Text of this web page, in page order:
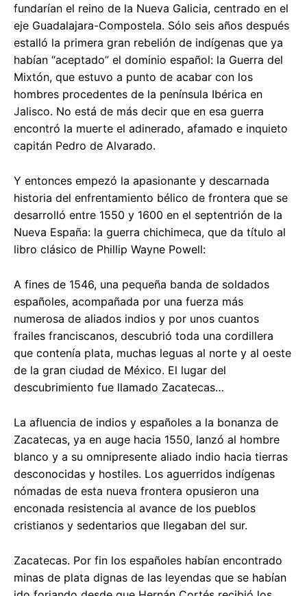
fundarían el reino de la Nueva Galicia, centrado en el
eje Guadalajara-Compostela. Sólo seis años después
estalló la primera gran rebelión de indígenas que ya
habían “aceptado” el dominio español: la Guerra del
Mixtón, que estuvo a punto de acabar con los
hombres procedentes de la península Ibérica en
Jalisco. No está de más decir que en esa guerra
encontró la muerte el adinerado, afamado e inquieto
capitán Pedro de Alvarado.
Y entonces empezó la apasionante y descarnada
historia del enfrentamiento bélico de frontera que se
desarrolló entre 1550 y 1600 en el septentrión de la
Nueva España: la guerra chichimeca, que da título al
libro clásico de Phillip Wayne Powell:
A fines de 1546, una pequeña banda de soldados
españoles, acompañada por una fuerza más
numerosa de aliados indios y por unos cuantos
frailes franciscanos, descubrió toda una cordillera
que contenía plata, muchas leguas al norte y al oeste
de la gran ciudad de México. El lugar del
descubrimiento fue llamado Zacatecas…
La afluencia de indios y españoles a la bonanza de
Zacatecas, ya en auge hacia 1550, lanzó al hombre
blanco y a su omnipresente aliado indio hacia tierras
desconocidas y hostiles. Los aguerridos indígenas
nómadas de esta nueva frontera opusieron una
enconada resistencia al avance de los pueblos
cristianos y sedentarios que llegaban del sur.
Zacatecas. Por fin los españoles habían encontrado
minas de plata dignas de las leyendas que se habían